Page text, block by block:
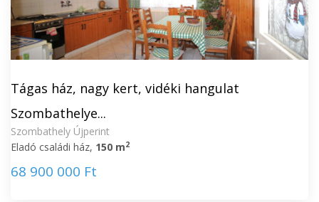
Tágas ház, nagy kert, vidéki hangulat
Szombathelye...
Szombathely Újperint
Eladó családi ház, 150 m2
68 900 000 Ft